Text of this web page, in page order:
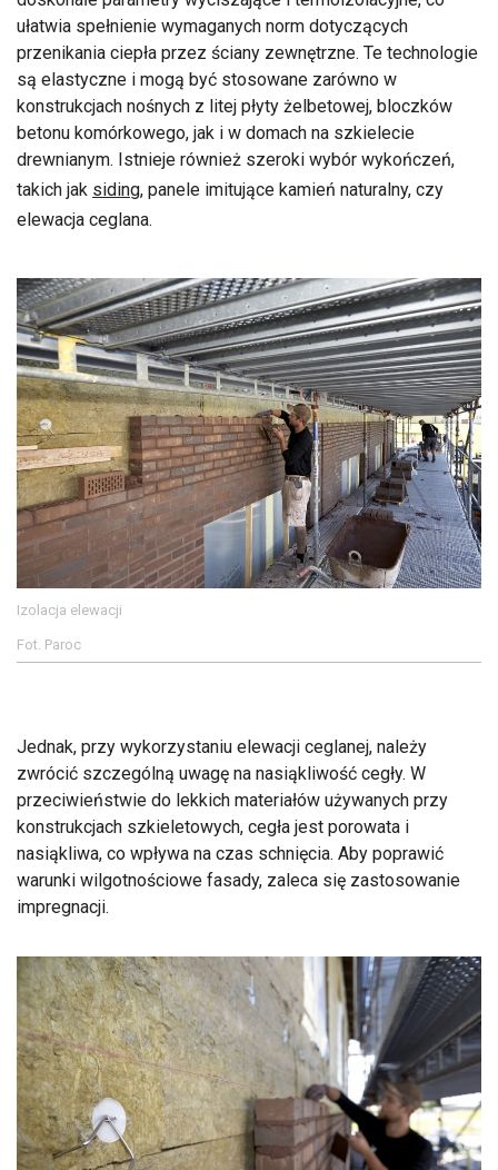
ułatwia spełnienie wymaganych norm dotyczących
przenikania ciepła przez ściany zewnętrzne. Te technologie
są elastyczne i mogą być stosowane zarówno w
konstrukcjach nośnych z litej płyty żelbetowej, bloczków
betonu komórkowego, jak i w domach na szkielecie
drewnianym. Istnieje również szeroki wybór wykończeń,
takich jak siding, panele imitujące kamień naturalny, czy
elewacja ceglana.
Izolacja elewacji
Fot. Paroc
Jednak, przy wykorzystaniu elewacji ceglanej, należy
zwrócić szczególną uwagę na nasiąkliwość cegły. W
przeciwieństwie do lekkich materiałów używanych przy
konstrukcjach szkieletowych, cegła jest porowata i
nasiąkliwa, co wpływa na czas schnięcia. Aby poprawić
warunki wilgotnościowe fasady, zaleca się zastosowanie
impregnacji.